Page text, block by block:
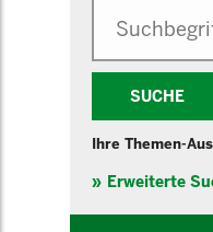
SUCHE
Ihre Themen-
Erweiterte